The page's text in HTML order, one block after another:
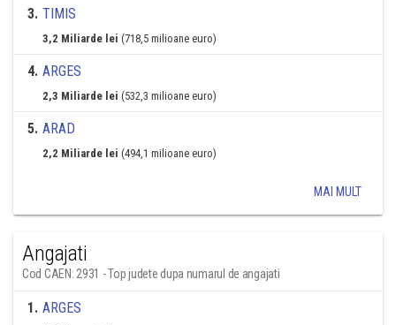
3. TIMIS
3,2 Miliarde lei (718,5 milioane euro)
4. ARGES
2,3 Miliarde lei (532,3 milioane euro)
5. ARAD
2,2 Miliarde lei (494,1 milioane euro)
MAI MULT
Angajati
Cod CAEN: 2931 - Top judete dupa numarul de angajati
1. ARGES